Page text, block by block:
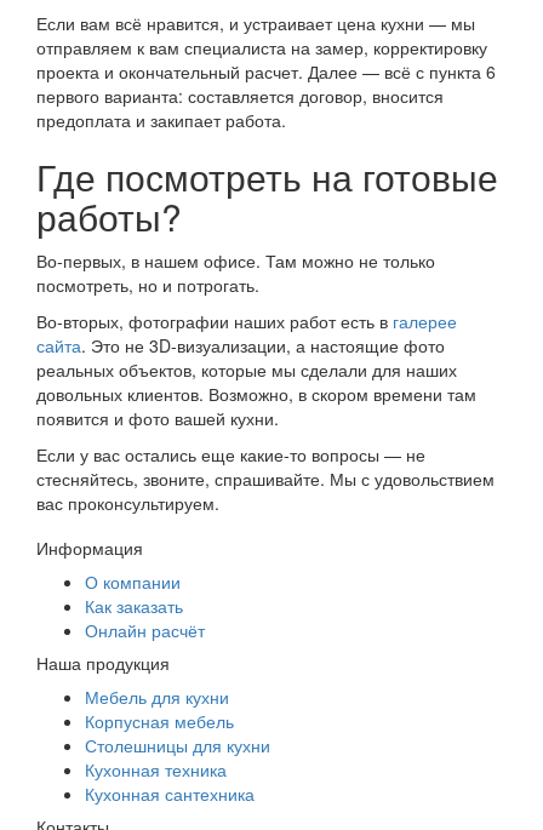
Если вам всё нравится, и устраивает цена кухни — мы
отправляем к вам специалиста на замер, корректировку
проекта и окончательный расчет. Далее — всё с пункта 6
первого варианта: составляется договор, вносится
предоплата и закипает работа.
Где посмотреть на готовые
работы?
Во-первых, в нашем офисе. Там можно не только
посмотреть, но и потрогать.
Во-вторых, фотографии наших работ есть в галерее
сайта. Это не 3D-визуализации, а настоящие фото
реальных объектов, которые мы сделали для наших
довольных клиентов. Возможно, в скором времени там
появится и фото вашей кухни.
Если у вас остались еще какие-то вопросы — не
стесняйтесь, звоните, спрашивайте. Мы с удовольствием
вас проконсультируем.
Информация
О компании
Как заказать
Онлайн расчёт
Наша продукция
Мебель для кухни
Корпусная мебель
Столешницы для кухни
Кухонная техника
Кухонная сантехника